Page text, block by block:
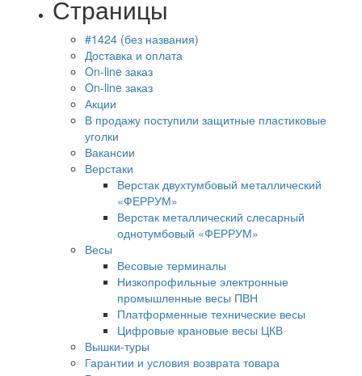
Страницы
#1424 (без названия)
Доставка и оплата
On-line заказ
On-line заказ
Акции
В продажу поступили защитные пластиковые
уголки
Вакансии
Верстаки
Верстак двухтумбовый металлический
«ФЕРРУМ»
Верстак металлический слесарный
однотумбовый «ФЕРРУМ»
Весы
Весовые терминалы
Низкопрофильные электронные
промышленные весы ПВН
Платформенные технические весы
Цифровые крановые весы ЦКВ
Вышки-туры
Гарантии и условия возврата товара